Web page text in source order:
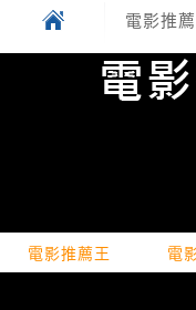
電影推
電影推薦王 電